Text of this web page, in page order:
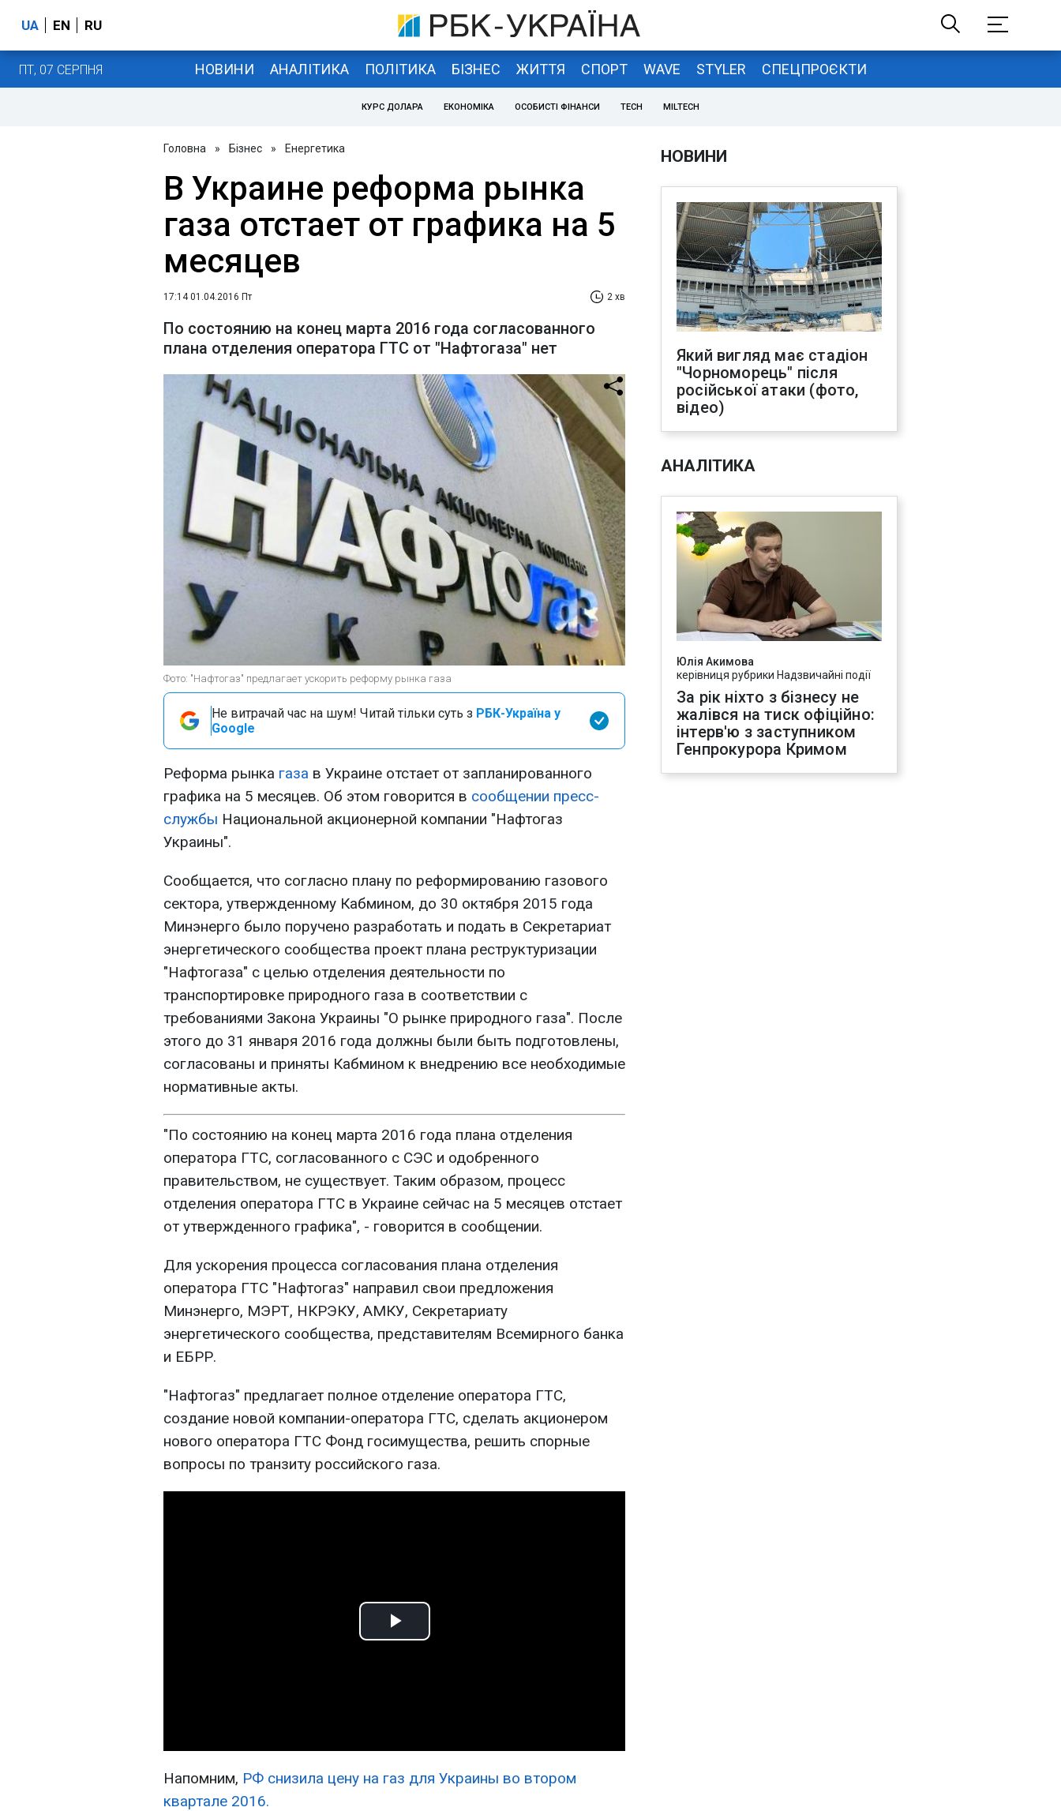
UA EN RU
ПТ, 07 СЕРПНЯ НОВИНИ АНАЛІТИКА ПОЛІТИКА БІЗНЕС ЖИТТЯ СПОРТ WAVE STYLER СПЕЦПРОЄКТИ
КУРС ДОЛАРА ЕКОНОМІКА ОСОБИСТІ ФІНАНСИ TECH MILTECH
Головна » Бізнес » Енергетика
В Украине реформа рынка
газа отстает от графика на 5
месяцев
17:14 01.04.2016 Пт 2 хв
По состоянию на конец марта 2016 года согласованного
плана отделения оператора ГТС от "Нафтогаза" нет
Фото: "Нафтогаз" предлагает ускорить реформу рынка газа
Не витрачай час на шум! Читай тільки суть з РБК-Україна у
Google
Реформа рынка газа в Украине отстает от запланированного
графика на 5 месяцев. Об этом говорится в сообщении пресс-
службы Национальной акционерной компании "Нафтогаз
Украины".
Сообщается, что согласно плану по реформированию газового
сектора, утвержденному Кабмином, до 30 октября 2015 года
Минэнерго было поручено разработать и подать в Секретариат
энергетического сообщества проект плана реструктуризации
"Нафтогаза" с целью отделения деятельности по
транспортировке природного газа в соответствии с
требованиями Закона Украины "О рынке природного газа". После
этого до 31 января 2016 года должны были быть подготовлены,
согласованы и приняты Кабмином к внедрению все необходимые
нормативные акты.
"По состоянию на конец марта 2016 года плана отделения
оператора ГТС, согласованного с СЭС и одобренного
правительством, не существует. Таким образом, процесс
отделения оператора ГТС в Украине сейчас на 5 месяцев отстает
от утвержденного графика", - говорится в сообщении.
Для ускорения процесса согласования плана отделения
оператора ГТС "Нафтогаз" направил свои предложения
Минэнерго, МЭРТ, НКРЭКУ, АМКУ, Секретариату
энергетического сообщества, представителям Всемирного банка
и ЕБРР.
"Нафтогаз" предлагает полное отделение оператора ГТС,
создание новой компании-оператора ГТС, сделать акционером
нового оператора ГТС Фонд госимущества, решить спорные
вопросы по транзиту российского газа.
Play
Напомним, РФ снизила цену на газ для Украины во втором
квартале 2016.
НОВИНИ
Який вигляд має стадіон
"Чорноморець" після
російської атаки (фото,
відео)
АНАЛІТИКА
Юлія Акимова
керівниця рубрики Надзвичайні події
За рік ніхто з бізнесу не
жалівся на тиск офіційно:
інтерв'ю з заступником
Генпрокурора Кримом